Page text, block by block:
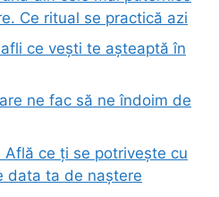
Ce ritual se practică azi
ce vești te așteaptă în
ne fac să ne îndoim de
Află ce ți se potrivește cu
data ta de naștere